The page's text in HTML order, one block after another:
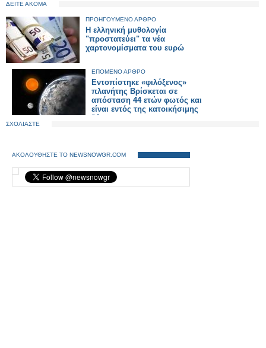
ΔΕΙΤΕ ΑΚΟΜΑ
ΠΡΟΗΓΟΥΜΕΝΟ ΑΡΘΡΟ
Η ελληνική μυθολογία
"προστατεύει" τα νέα
χαρτονομίσματα του ευρώ
ΕΠΟΜΕΝΟ ΑΡΘΡΟ
Εντοπίστηκε «φιλόξενος»
πλανήτης Βρίσκεται σε
απόσταση 44 ετών φωτός και
είναι εντός της κατοικήσιμης
ζώνης
ΣΧΟΛΙΑΣΤΕ
ΑΚΟΛΟΥΘΗΣΤΕ ΤΟ NEWSNOWGR.COM